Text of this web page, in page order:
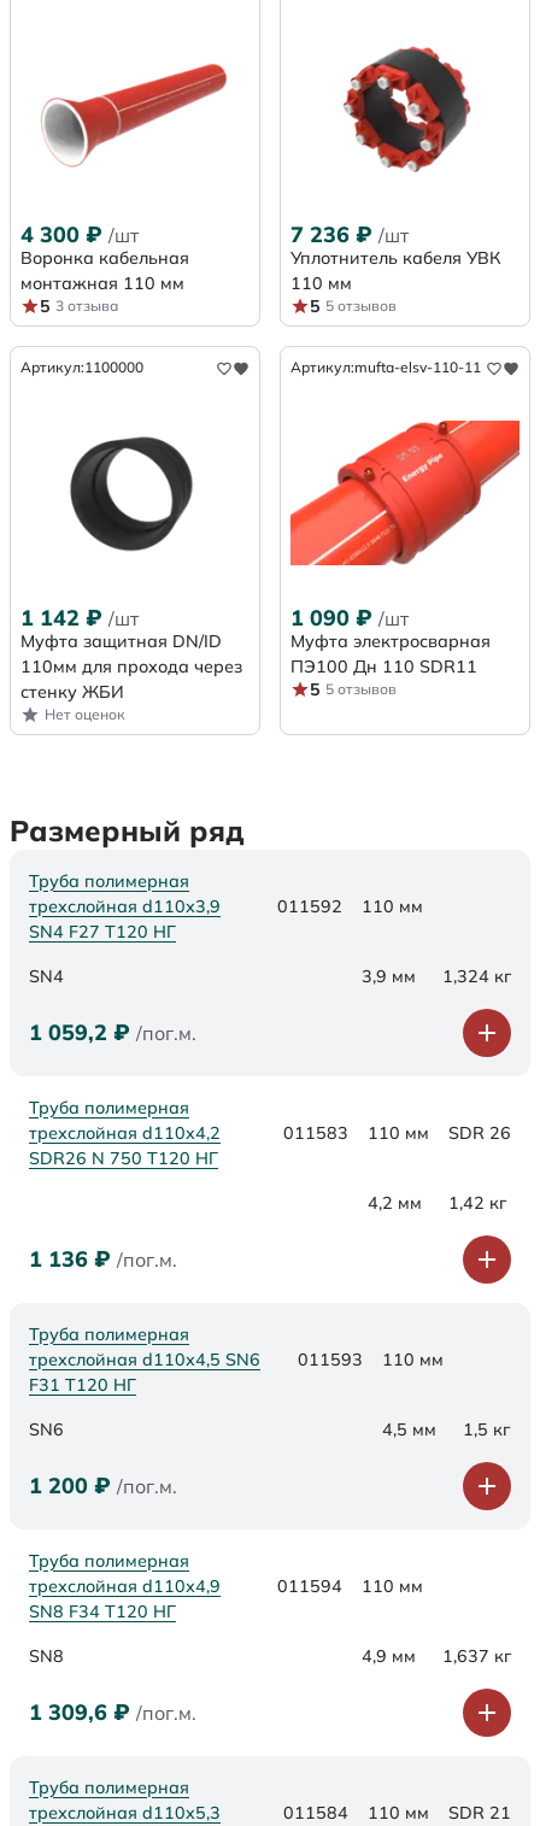
4 300 ₽ /шт
Воронка кабельная
монтажная 110 мм
5 3 отзыва
7 236 ₽ /шт
Уплотнитель кабеля УВК
110 мм
5 5 отзывов
Артикул:1100000
1 142 ₽ /шт
Муфта защитная DN/ID
110мм для прохода через
стенку ЖБИ
Нет оценок
Артикул:mufta-elsv-110-11
1 090 ₽ /шт
Муфта электросварная
ПЭ100 Дн 110 SDR11
5 5 отзывов
Размерный ряд
Труба полимерная
трехслойная d110х3,9
SN4 F27 Т120 НГ
011592 110 мм
SN4 3,9 мм 1,324 кг
1 059,2 ₽ /пог.м.
Труба полимерная
трехслойная d110x4,2
SDR26 N 750 Т120 НГ
011583 110 мм SDR 26
4,2 мм 1,42 кг
1 136 ₽ /пог.м.
Труба полимерная
трехслойная d110х4,5 SN6
F31 Т120 НГ
011593 110 мм
SN6 4,5 мм 1,5 кг
1 200 ₽ /пог.м.
Труба полимерная
трехслойная d110х4,9
SN8 F34 Т120 НГ
011594 110 мм
SN8 4,9 мм 1,637 кг
1 309,6 ₽ /пог.м.
Труба полимерная
трехслойная d110x5,3
011584 110 мм SDR 21